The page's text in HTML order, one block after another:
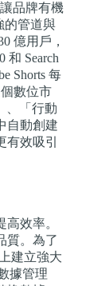
品牌有機
的管道與
億用戶，
和 Search
Shorts 每
數位市
、「行動
自動創建
效吸引
效率。
質。為了
建立強大
據管理